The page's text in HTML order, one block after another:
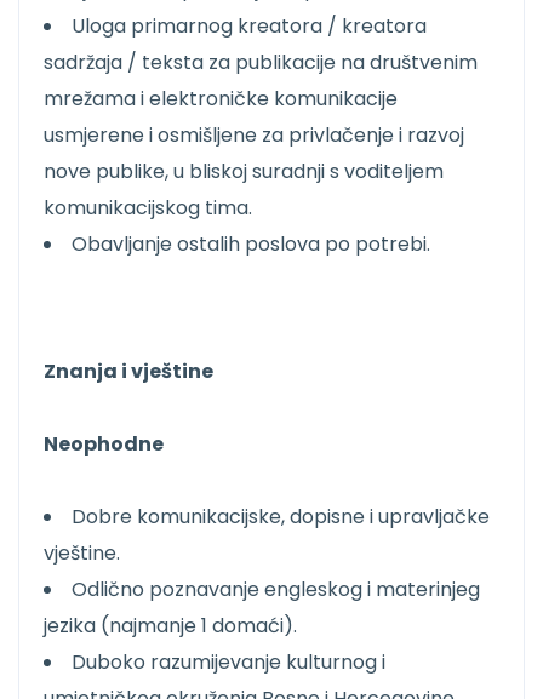
Uloga primarnog kreatora / kreatora
sadržaja / teksta za publikacije na društvenim
mrežama i elektroničke komunikacije
usmjerene i osmišljene za privlačenje i razvoj
nove publike, u bliskoj suradnji s voditeljem
komunikacijskog tima.
Obavljanje ostalih poslova po potrebi.
Znanja i vještine
Neophodne
Dobre komunikacijske, dopisne i upravljačke
vještine.
Odlično poznavanje engleskog i materinjeg
jezika (najmanje 1 domaći).
Duboko razumijevanje kulturnog i